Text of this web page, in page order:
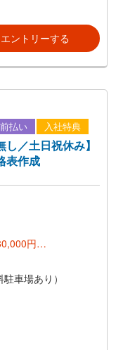
エントリーする
払い 入社特典
し／土日祝休み】
表作成
円～
車場あり）